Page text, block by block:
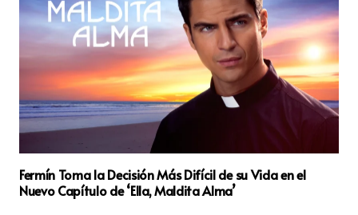
Fermín Toma la Decisión Más Difícil de su Vida en el
Nuevo Capítulo de ‘Ella, Maldita Alma’